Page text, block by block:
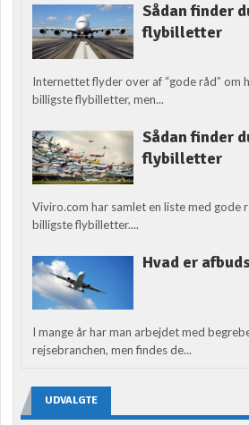
Sådan finder
flybilletter
Internettet flyder over af “gode råd” om
billigste flybilletter, men...
Sådan finder
flybilletter
Viviro.com har samlet en liste med gode
billigste flybilletter....
Hvad er
I mange år har man arbejdet med
rejsebranchen, men findes de...
UDVALGTE